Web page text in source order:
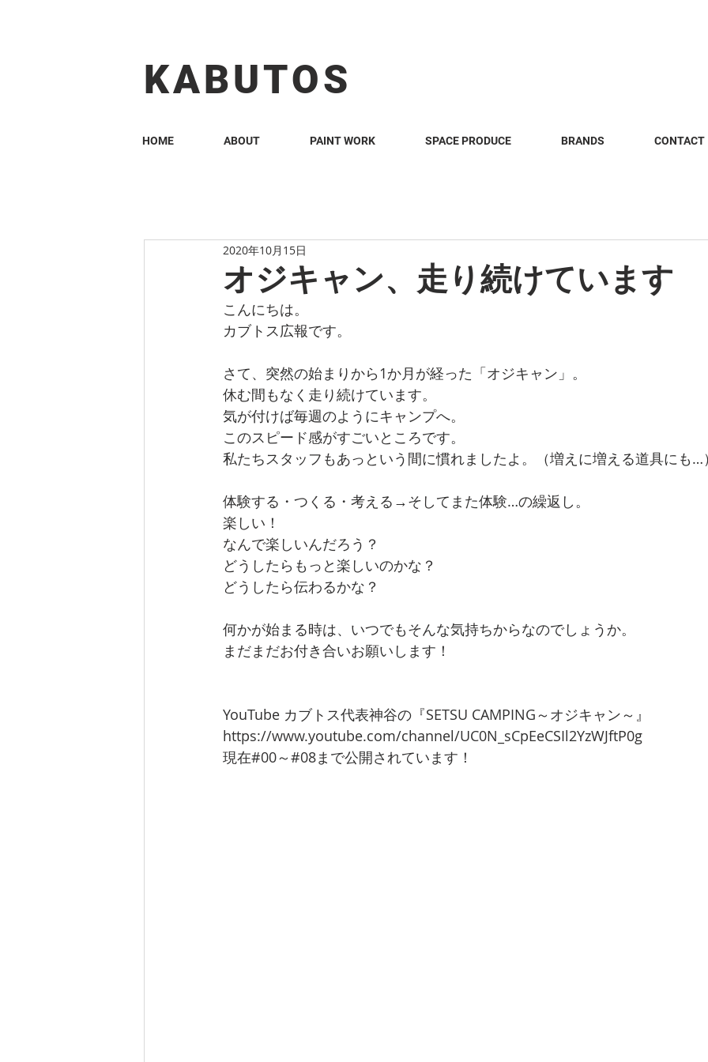
KABUTOS​​
HOME ABOUT PAINT WORK SPACE PRODUCE BRANDS CONTACT
オジキャン、走り続けています
2020年10月15日
こんにちは。
カブトス広報です。
さて、突然の始まりから1か月が経った「オジキャン」。
休む間もなく走り続けています。
気が付けば毎週のようにキャンプへ。
このスピード感がすごいところです。
私たちスタッフもあっという間に慣れましたよ。（増えに増える道具にも…
体験する・つくる・考える→そしてまた体験…の繰返し。
楽しい！
なんで楽しいんだろう？
どうしたらもっと楽しいのかな？
どうしたら伝わるかな？
何かが始まる時は、いつでもそんな気持ちからなのでしょうか。
まだまだお付き合いお願いします！
YouTube カブトス代表神谷の『SETSU CAMPING～オジキャン～』
https://www.youtube.com/channel/UC0N_sCpEeCSIl2YzWJftP0g
現在#00～#08まで公開されています！